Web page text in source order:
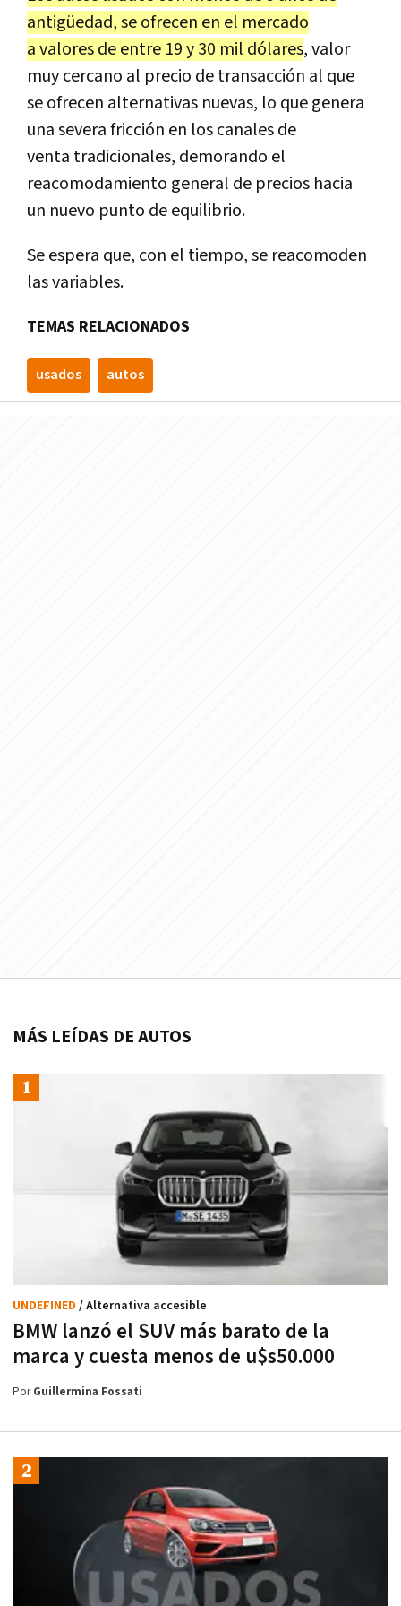
antigüedad, se ofrecen en el mercado
a valores de entre 19 y 30 mil dólares, valor
muy cercano al precio de transacción al que
se ofrecen alternativas nuevas, lo que genera
una severa fricción en los canales de
venta tradicionales, demorando el
reacomodamiento general de precios hacia
un nuevo punto de equilibrio.
Se espera que, con el tiempo, se reacomoden
las variables.
TEMAS RELACIONADOS
usados autos
MÁS LEÍDAS DE AUTOS
BMW lanzó el SUV más barato de la
marca y cuesta menos de u$s50.000
UNDEFINED / Alternativa accesible
PorGuillermina Fossati